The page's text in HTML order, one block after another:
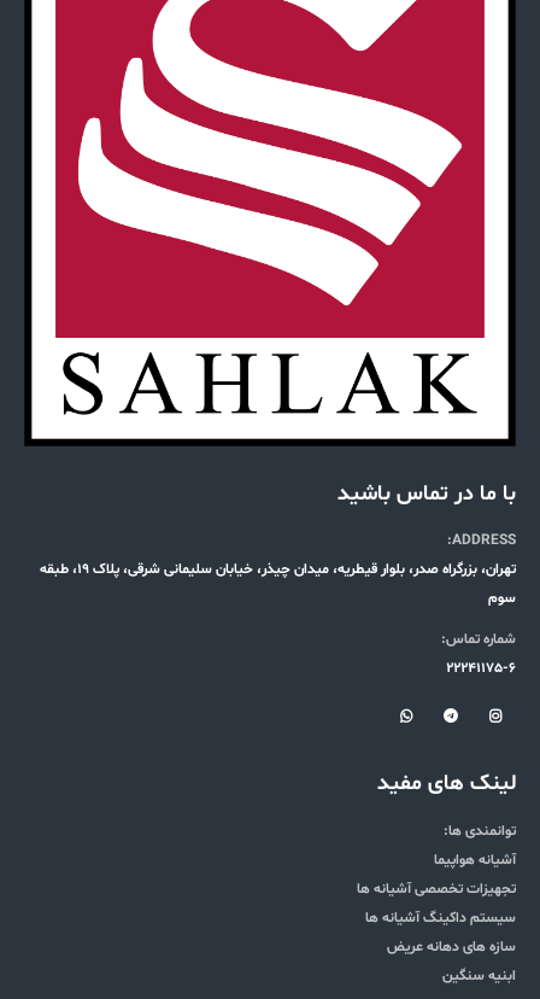
با ما در تماس باشید
ADDRESS:
تهران، بزرگراه صدر، بلوار قیطریه، میدان چیذر، خیابان سلیمانی شرقی، پلاک 19، طبقه
سوم
شماره تماس:
22241175-6
لینک های مفید
توانمندی ها:
آشیانه هواپیما
تجهیزات تخصصی آشیانه ها
سیستم داکینگ آشیانه ها
سازه های دهانه عریض
ابنیه سنگین